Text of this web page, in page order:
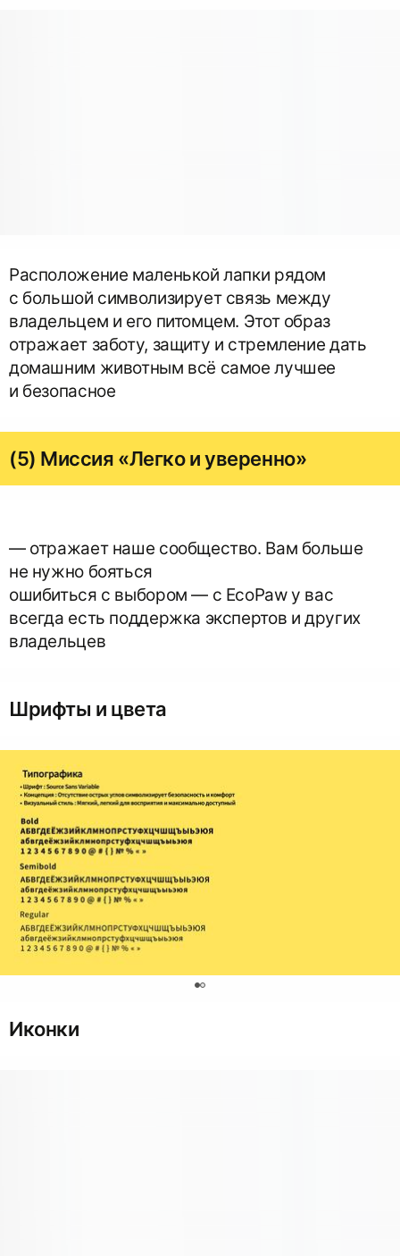
Расположение маленькой лапки рядом
с большой символизирует связь между
владельцем и его питомцем. Этот образ
отражает заботу, защиту и стремление дать
домашним животным всё самое лучшее
и безопасное
(5) Миссия «Легко и уверенно»
— отражает наше сообщество. Вам больше
не нужно бояться
ошибиться с выбором — с EcoPaw у вас
всегда есть поддержка экспертов и других
владельцев
Шрифты и цвета
Иконки